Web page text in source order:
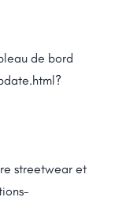
de bord
streetwear et